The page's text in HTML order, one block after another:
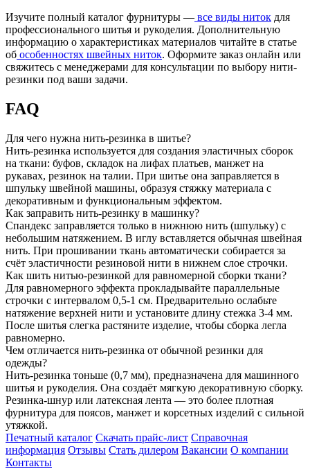
Изучите полный каталог фурнитуры — все виды ниток для
профессионального шитья и рукоделия. Дополнительную
информацию о характеристиках материалов читайте в статье
об особенностях швейных ниток. Оформите заказ онлайн или
свяжитесь с менеджерами для консультации по выбору нити-
резинки под ваши задачи.
FAQ
Для чего нужна нить-резинка в шитье?
Нить-резинка используется для создания эластичных сборок
на ткани: буфов, складок на лифах платьев, манжет на
рукавах, резинок на талии. При шитье она заправляется в
шпульку швейной машины, образуя стяжку материала с
декоративным и функциональным эффектом.
Как заправить нить-резинку в машинку?
Спандекс заправляется только в нижнюю нить (шпульку) с
небольшим натяжением. В иглу вставляется обычная швейная
нить. При прошивании ткань автоматически собирается за
счёт эластичности резиновой нити в нижнем слое строчки.
Как шить нитью-резинкой для равномерной сборки ткани?
Для равномерного эффекта прокладывайте параллельные
строчки с интервалом 0,5-1 см. Предварительно ослабьте
натяжение верхней нити и установите длину стежка 3-4 мм.
После шитья слегка растяните изделие, чтобы сборка легла
равномерно.
Чем отличается нить-резинка от обычной резинки для
одежды?
Нить-резинка тоньше (0,7 мм), предназначена для машинного
шитья и рукоделия. Она создаёт мягкую декоративную сборку.
Резинка-шнур или латексная лента — это более плотная
фурнитура для поясов, манжет и корсетных изделий с сильной
утяжкой.
Печатный каталог Скачать прайс-лист Справочная
информация Отзывы Стать дилером Вакансии О компании
Контакты